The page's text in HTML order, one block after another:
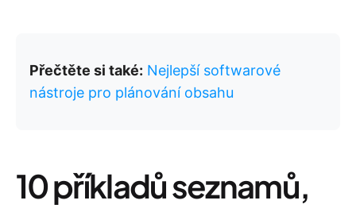
Přečtěte si také: Nejlepší softwarové
nástroje pro plánování obsahu
10 příkladů seznamů,